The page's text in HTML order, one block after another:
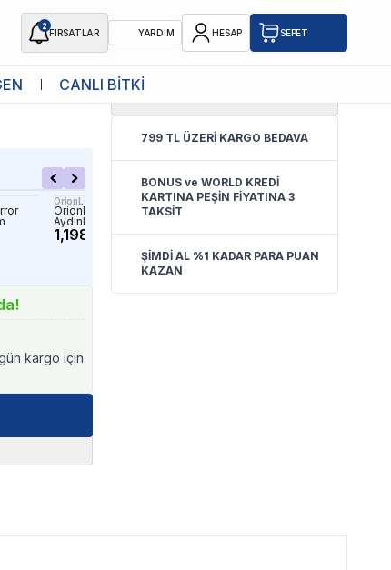
2
FIRSATLAR YARDIM HESAP SEPET
CANLI BİTKİ
OrionLed
OrionLed Akvaryum Led
Aydınlatma Daylight 80Cm 3000K
1,198.49 TL
OrionLed
1,099.90 TL
kargo için
0.0
799 TL ÜZERİ KARGO BEDAVA
BONUS ve WORLD KREDİ
KARTINA PEŞİN FİYATINA 3
TAKSİT
ŞİMDİ AL %1 KADAR PARA PUAN
KAZAN